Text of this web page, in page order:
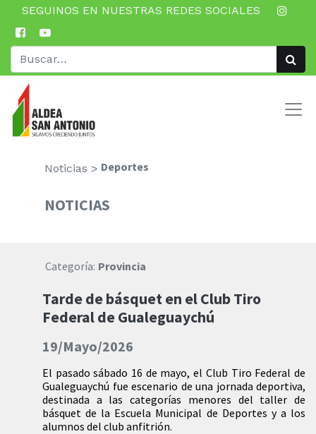
SEGUINOS EN NUESTRAS REDES SOCIALES
Noticias > Deportes
NOTICIAS
Categoría: Provincia
Tarde de básquet en el Club Tiro
Federal de Gualeguaychú
19/Mayo/2026
El pasado sábado 16 de mayo, el Club Tiro Federal de
Gualeguaychú fue escenario de una jornada deportiva,
destinada a las categorías menores del taller de
básquet de la Escuela Municipal de Deportes y a los
alumnos del club anfitrión.